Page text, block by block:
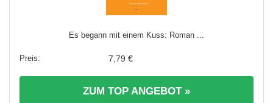
Es begann mit einem Kuss: Roman ...
7,79 €
ZUM TOP ANGEBOT »